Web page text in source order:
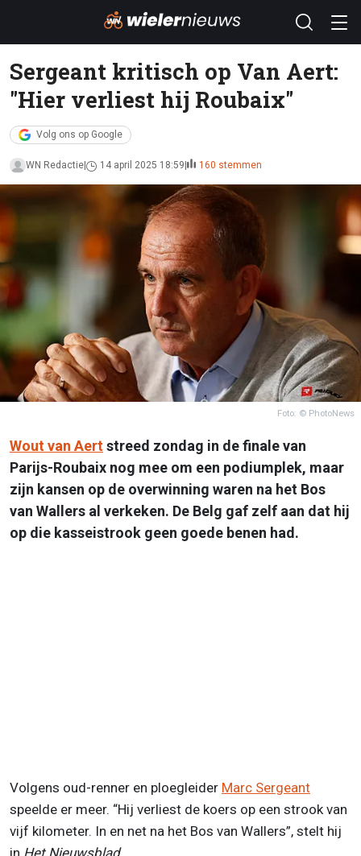
Sergeant kritisch op Van Aert:
"Hier verliest hij Roubaix"
Volg ons op Google
WN Redactie 14 april 2025 18:59 160 stemmen
Foto: © PhotoNews
Wout van Aertstreed zondag in de finale van
Parijs-Roubaix nog mee om een podiumplek, maar
zijn kansen op de overwinning waren na het Bos
van Wallers al verkeken. De Belg gaf zelf aan dat hij
op die kasseistrook geen goede benen had.
Volgens oud-renner en ploegleider Marc Sergeant
speelde er meer. “Hij verliest de koers op een strook van
vijf kilometer. In en net na het Bos van Wallers”, stelt hij
in Het Nieuwsblad.